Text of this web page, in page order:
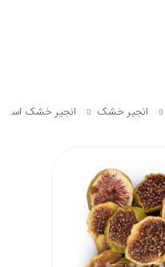
انجیر خشک انجیر خشک